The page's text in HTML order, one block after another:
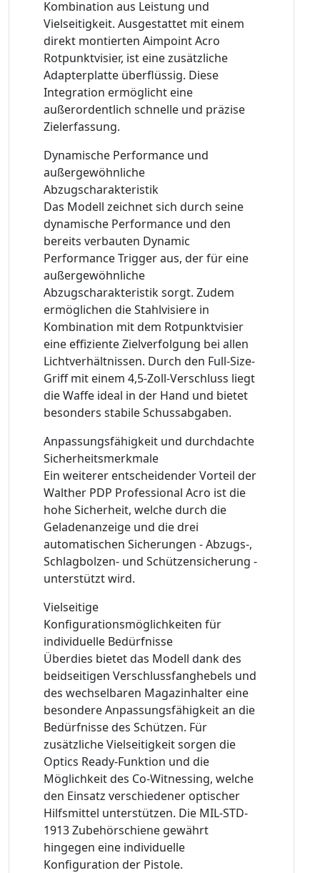
Kombination aus Leistung und
Vielseitigkeit. Ausgestattet mit einem
direkt montierten Aimpoint Acro
Rotpunktvisier, ist eine zusätzliche
Adapterplatte überflüssig. Diese
Integration ermöglicht eine
außerordentlich schnelle und präzise
Zielerfassung.
Dynamische Performance und
außergewöhnliche
Abzugscharakteristik
Das Modell zeichnet sich durch seine
dynamische Performance und den
bereits verbauten Dynamic
Performance Trigger aus, der für eine
außergewöhnliche
Abzugscharakteristik sorgt. Zudem
ermöglichen die Stahlvisiere in
Kombination mit dem Rotpunktvisier
eine effiziente Zielverfolgung bei allen
Lichtverhältnissen. Durch den Full-Size-
Griff mit einem 4,5-Zoll-Verschluss liegt
die Waffe ideal in der Hand und bietet
besonders stabile Schussabgaben.
Anpassungsfähigkeit und durchdachte
Sicherheitsmerkmale
Ein weiterer entscheidender Vorteil der
Walther PDP Professional Acro ist die
hohe Sicherheit, welche durch die
Geladenanzeige und die drei
automatischen Sicherungen - Abzugs-,
Schlagbolzen- und Schützensicherung -
unterstützt wird.
Vielseitige
Konfigurationsmöglichkeiten für
individuelle Bedürfnisse
Überdies bietet das Modell dank des
beidseitigen Verschlussfanghebels und
des wechselbaren Magazinhalter eine
besondere Anpassungsfähigkeit an die
Bedürfnisse des Schützen. Für
zusätzliche Vielseitigkeit sorgen die
Optics Ready-Funktion und die
Möglichkeit des Co-Witnessing, welche
den Einsatz verschiedener optischer
Hilfsmittel unterstützen. Die MIL-STD-
1913 Zubehörschiene gewährt
hingegen eine individuelle
Konfiguration der Pistole.